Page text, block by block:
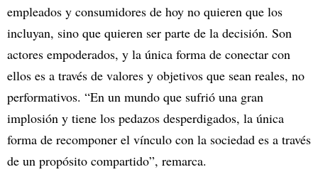
empleados y consumidores de hoy no quieren que los
incluyan, sino que quieren ser parte de la decisión. Son
actores empoderados, y la única forma de conectar con
ellos es a través de valores y objetivos que sean reales, no
performativos. “En un mundo que sufrió una gran
implosión y tiene los pedazos desperdigados, la única
forma de recomponer el vínculo con la sociedad es a través
de un propósito compartido”, remarca.